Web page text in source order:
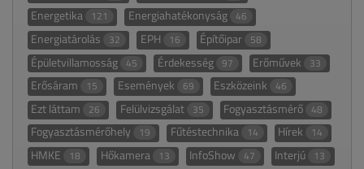
Energetika 121 Energiahatékonyság 46
Energiatárolás 32 EPH 16 Építőipar 58
Épületvillamosság 45 Érdekesség 97 Erőművek 33
Erősáram 15 Események 69 Eszközeink 46
Ezt láttam 26 Felülvizsgálat 35 Fogyasztásmérő 48
Fogyasztásmérőhely 19 Fűtéstechnika 14 Hírek 14
HMKE 18 Hőkamera 13 InfoShow 47 Interjú 13